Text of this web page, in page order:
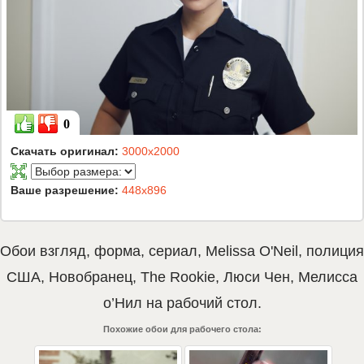
0
Скачать оригинал: 3000x2000
Ваше разрешение: 448x896
Обои взгляд, форма, сериал, Melissa O'Neil, полиция
США, Новобранец, The Rookie, Люси Чен, Мелисса
о’Нил на рабочий стол.
Похожие обои для рабочего стола: